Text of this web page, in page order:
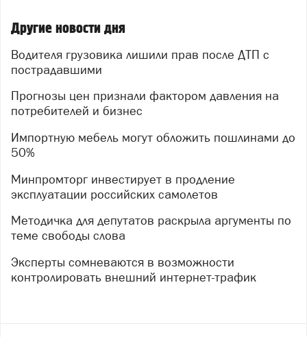
Другие новости дня
Водителя грузовика лишили прав после ДТП с
пострадавшими
Прогнозы цен признали фактором давления на
потребителей и бизнес
Импортную мебель могут обложить пошлинами до
50%
Минпромторг инвестирует в продление
эксплуатации российских самолетов
Методичка для депутатов раскрыла аргументы по
теме свободы слова
Эксперты сомневаются в возможности
контролировать внешний интернет-трафик